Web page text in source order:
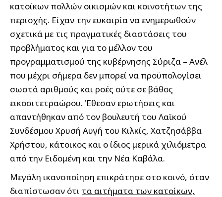
κατοίκων πολλών οικισμών και κοινοτήτων της
περιοχής. Είχαν την ευκαιρία να ενημερωθούν
σχετικά με τις πραγματικές διαστάσεις του
προβλήματος και για το μέλλον του
προγραμματισμού της κυβέρνησης Σύριζα – Ανέλ
που μέχρι σήμερα δεν μπορεί να προϋπολογίσει
σωστά αριθμούς και ροές ούτε σε βάθος
εικοσιτετραώρου. Έθεσαν ερωτήσεις και
απαντήθηκαν από τον βουλευτή του Λαϊκού
Συνδέσμου Χρυσή Αυγή του Κιλκίς, Χατζησάββα
Χρήστου, κάτοικος και ο ίδιος μερικά χιλιόμετρα
από την Ειδομένη και την Νέα Καβάλα.
Μεγάλη ικανοποίηση επικράτησε στο κοινό, όταν
διαπίστωσαν ότι τα αιτήματα των κατοίκων,